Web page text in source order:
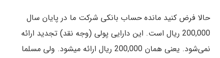
حالا فرض کنید مانده حساب بانکی شرکت ما در پایان سال
200,000 ریال است. این دارایی پولی (وجه نقد) تجدید ارائه
نمی‌شود. یعنی همان 200,000 ریال ارائه میشود. ولی مسلما